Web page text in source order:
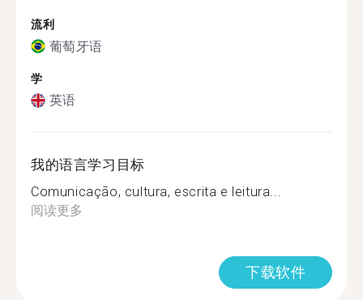
流利
葡萄牙语
学
英语
我的语言学习目标
Comunicação, cultura, escrita e leitura...
阅读更多
下载软件